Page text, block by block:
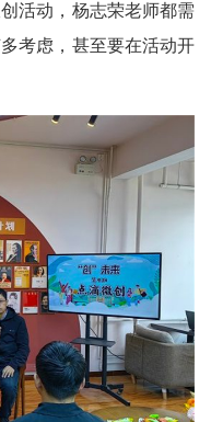
活动，杨志荣老师都需
考虑，甚至要在活动开